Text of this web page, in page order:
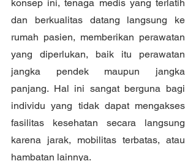
konsep ini, tenaga medis yang terlatih
dan berkualitas datang langsung ke
rumah pasien, memberikan perawatan
yang diperlukan, baik itu perawatan
jangka pendek maupun jangka
panjang. Hal ini sangat berguna bagi
individu yang tidak dapat mengakses
fasilitas kesehatan secara langsung
karena jarak, mobilitas terbatas, atau
hambatan lainnya.